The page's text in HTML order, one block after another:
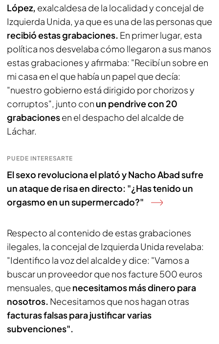
López, exalcaldesa de la localidad y concejal de
Izquierda Unida, ya que es una de las personas que
recibió estas grabaciones. En primer lugar, esta
política nos desvelaba cómo llegaron a sus manos
estas grabaciones y afirmaba: "Recibí un sobre en
mi casa en el que había un papel que decía:
"nuestro gobierno está dirigido por chorizos y
corruptos", junto con un pendrive con 20
grabacionesen el despacho del alcalde de
Láchar.
PUEDE INTERESARTE
El sexo revoluciona el plató y Nacho Abad sufre
un ataque de risa en directo: "¿Has tenido un
orgasmo en un supermercado?"
Respecto al contenido de estas grabaciones
ilegales, la concejal de Izquierda Unida revelaba:
"Identifico la voz del alcalde y dice: "Vamos a
buscar un proveedor que nos facture 500 euros
mensuales, que necesitamos más dinero para
nosotros. Necesitamos que nos hagan otras
facturas falsas para justificar varias
subvenciones".